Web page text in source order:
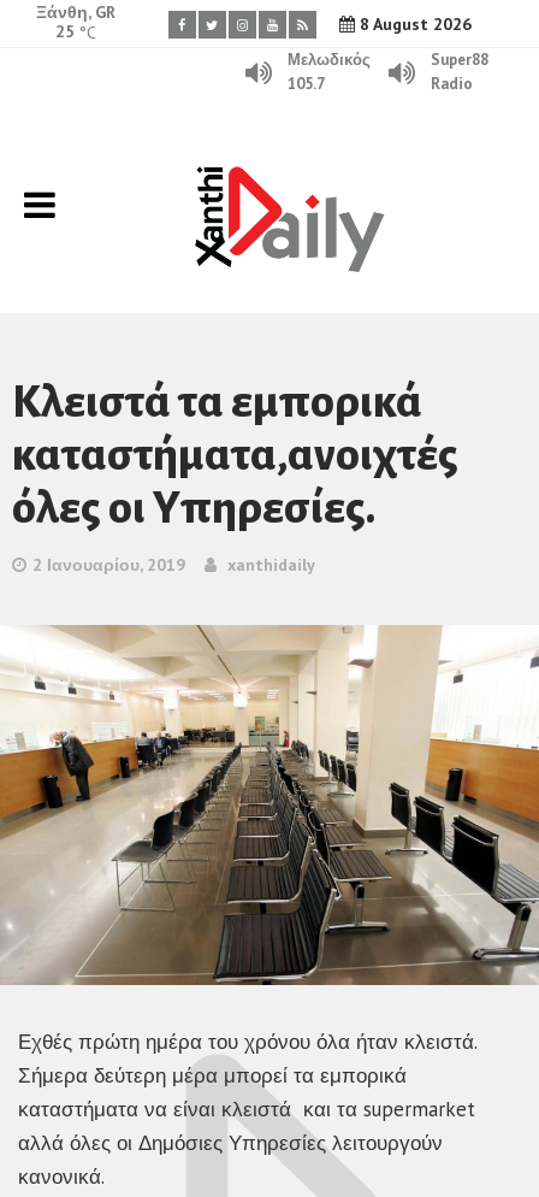
8 August 2026
Ξάνθη, GR
25 °C
Μελωδικός
105.7
Super88
Radio
Κλειστά τα εμπορικά
καταστήματα,ανοιχτές
όλες οι Υπηρεσίες.
2 Ιανουαρίου, 2019 xanthidaily
Εχθές πρώτη ημέρα του χρόνου όλα ήταν κλειστά.
Σήμερα δεύτερη μέρα μπορεί τα εμπορικά
καταστήματα να είναι κλειστά και τα supermarket
αλλά όλες οι Δημόσιες Υπηρεσίες λειτουργούν
κανονικά.